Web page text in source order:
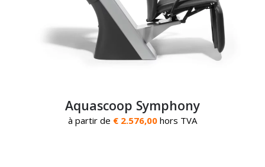
Aquascoop Symphony
à partir de € 2.576,00 hors TVA